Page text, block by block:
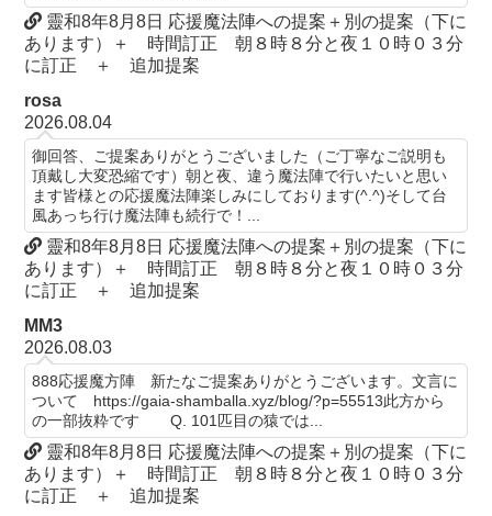
靈和8年8月8日 応援魔法陣への提案＋別の提案（下に
あります）＋ 時間訂正 朝８時８分と夜１０時０３分
に訂正 ＋ 追加提案
rosa
2026.08.04
御回答、ご提案ありがとうございました（ご丁寧なご説明も
頂戴し大変恐縮です）朝と夜、違う魔法陣で行いたいと思い
ます皆様との応援魔法陣楽しみにしております(^.^)そして台
風あっち行け魔法陣も続行で！...
靈和8年8月8日 応援魔法陣への提案＋別の提案（下に
あります）＋ 時間訂正 朝８時８分と夜１０時０３分
に訂正 ＋ 追加提案
MM3
2026.08.03
888応援魔方陣 新たなご提案ありがとうございます。文言に
ついて https://gaia-shamballa.xyz/blog/?p=55513此方から
の一部抜粋です Q. 101匹目の猿では...
靈和8年8月8日 応援魔法陣への提案＋別の提案（下に
あります）＋ 時間訂正 朝８時８分と夜１０時０３分
に訂正 ＋ 追加提案